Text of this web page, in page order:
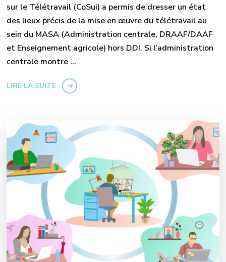
sur le Télétravail (CoSui) a permis de dresser un état
des lieux précis de la mise en œuvre du télétravail au
sein du MASA (Administration centrale, DRAAF/DAAF
et Enseignement agricole) hors DDI. Si l’administration
centrale montre …
LIRE LA SUITE